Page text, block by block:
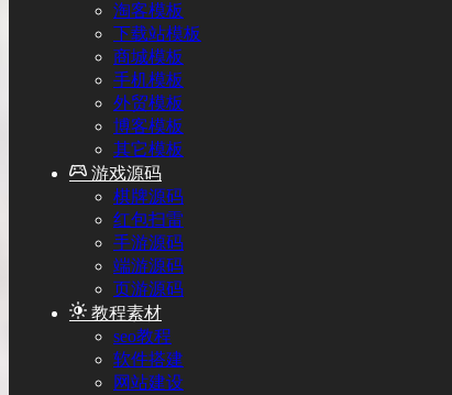
淘客模板
下载站模板
商城模板
手机模板
外贸模板
博客模板
其它模板
游戏源码
棋牌源码
红包扫雷
手游源码
端游源码
页游源码
教程素材
seo教程
软件搭建
网站建设